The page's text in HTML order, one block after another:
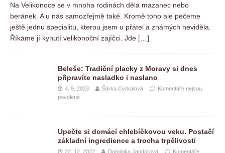
Na Velikonoce se v mnoha rodinách dělá mazanec nebo
beránek. A u nás samozřejmě také. Kromě toho ale pečeme
ještě jednu specialitu, kterou jsem u přátel a známých neviděla.
Říkáme jí kynutí velikonoční zajíčci. Jde […]
Beleše: Tradiční placky z Moravy si dnes
připravíte nasladko i naslano
4. 9. 2023 Šárka Cvrkalová
Komentáře nejsou
povolené
Upečte si domácí chlebíčkovou veku. Postačí
základní ingredience a trocha trpělivosti
22. 12. 2022 Dominika Jandorová
Komentáře